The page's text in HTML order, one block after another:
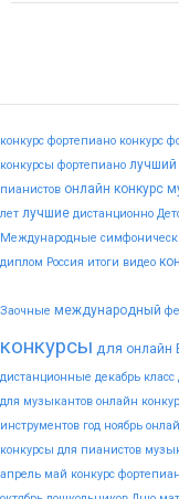
конкурс фортепиано конкурс
конкурсы фортепиано лучший
пианистов онлайн конкурс
лет лучшие дистанционно
Международные
диплом Россия итоги видео
Заочные международный
конкурсы для онлайн
дистанционные декабрь класс
для музыкантов онлайн
инструментов год ноябрь
конкурсы для пианистов
апрель май конкурс